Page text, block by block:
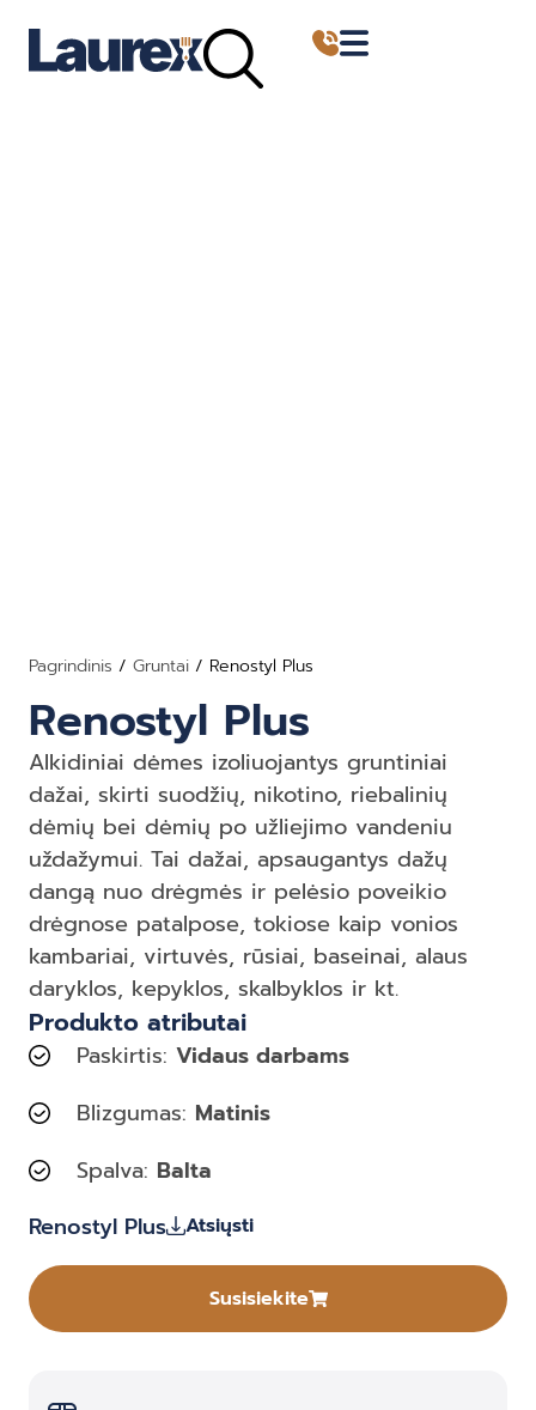
Pagrindinis / Gruntai / Renostyl Plus
Renostyl Plus
Alkidiniai dėmes izoliuojantys gruntiniai
dažai, skirti suodžių, nikotino, riebalinių
dėmių bei dėmių po užliejimo vandeniu
uždažymui. Tai dažai, apsaugantys dažų
dangą nuo drėgmės ir pelėsio poveikio
drėgnose patalpose, tokiose kaip vonios
kambariai, virtuvės, rūsiai, baseinai, alaus
daryklos, kepyklos, skalbyklos ir kt.
Produkto atributai
Paskirtis: Vidaus darbams
Blizgumas: Matinis
Spalva: Balta
Renostyl Plus
Atsiųsti
Susisiekite